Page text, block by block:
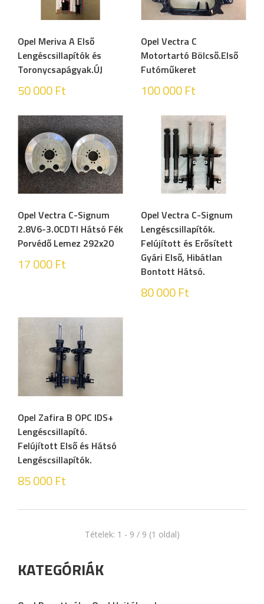
Opel Meriva A Első
Lengéscsillapítók és
Toronycsapágyak.ÚJ
50 000Ft
Opel Vectra C
Motortartó Bölcső.Első
Futóműkeret
100 000Ft
Opel Vectra C-Signum
2.8V6-3.0CDTI Hátsó Fék
Porvédő Lemez 292x20
17 000Ft
Opel Vectra C-Signum
Lengéscsillapítók.
Felújított és Erősített
Gyári Első, Hibátlan
Bontott Hátsó.
80 000Ft
Opel Zafira B OPC IDS+
Lengéscsillapító.
Felújított Első és Hátsó
Lengéscsillapítók.
85 000Ft
Tételek: 1 - 9 / 9 (1 oldal)
KATEGÓRIÁK